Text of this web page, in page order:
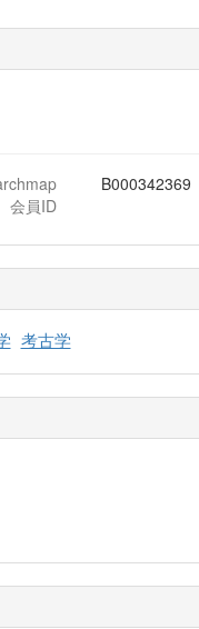
会員ID
B000342369
考古学